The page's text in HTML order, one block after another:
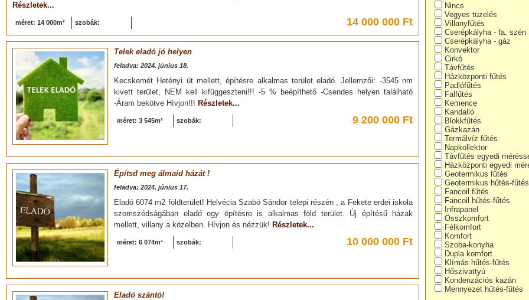
Nincs
Vegyes tüzelés
Villanyfűtés
Cserépkályha - fa, szén
Cserépkályha - gáz
Konvektor
Cirkó
Távfűtés
Házközponti fűtés
Padlófűtés
Falfűtés
Kemence
Kandalló
Blokkfűtés
Gázkazán
Termálvíz fűtés
Napkollektor
Távfűtés egyedi
Házközponti egyedi
Geotermikus fűtés
Geotermikus hűtés-fűtés
Fancoil fűtés
Fancoil hűtés-fűtés
Infrapanel
Összkomfort
Félkomfort
Komfort
Szoba-konyha
Dupla komfort
Klímás hűtés-fűtés
Hőszivattyú
Kondenzációs kazán
Mennyezet hűtés-fűtés
Részletek...
méret: 14 000m² szobák: 14 000 000 Ft
Telek eladó jó helyen
feladva: 2024. június 18.
Kecskemét Hetényi út mellett, építésre alkalmas terület eladó. Jellemzői: -3545 nm
kivett terület, NEM kell kifüggeszteni!!! -5 % beépíthető -Csendes helyen található
-Áram bekötve Hívjon!!! Részletek...
méret: 3 545m² szobák: 9 200 000 Ft
Építsd meg álmaid házát !
feladva: 2024. június 17.
Eladó 6074 m2 földterület! Helvécia Szabó Sándor telepi részén , a Fekete erdei iskola
szomszédságában eladó egy építésre is alkalmas föld terület. Új építésű házak
mellett, villany a közelben. Hívjon és nézzük! Részletek...
méret: 6 074m² szobák: 10 000 000 Ft
Eladó szántó!